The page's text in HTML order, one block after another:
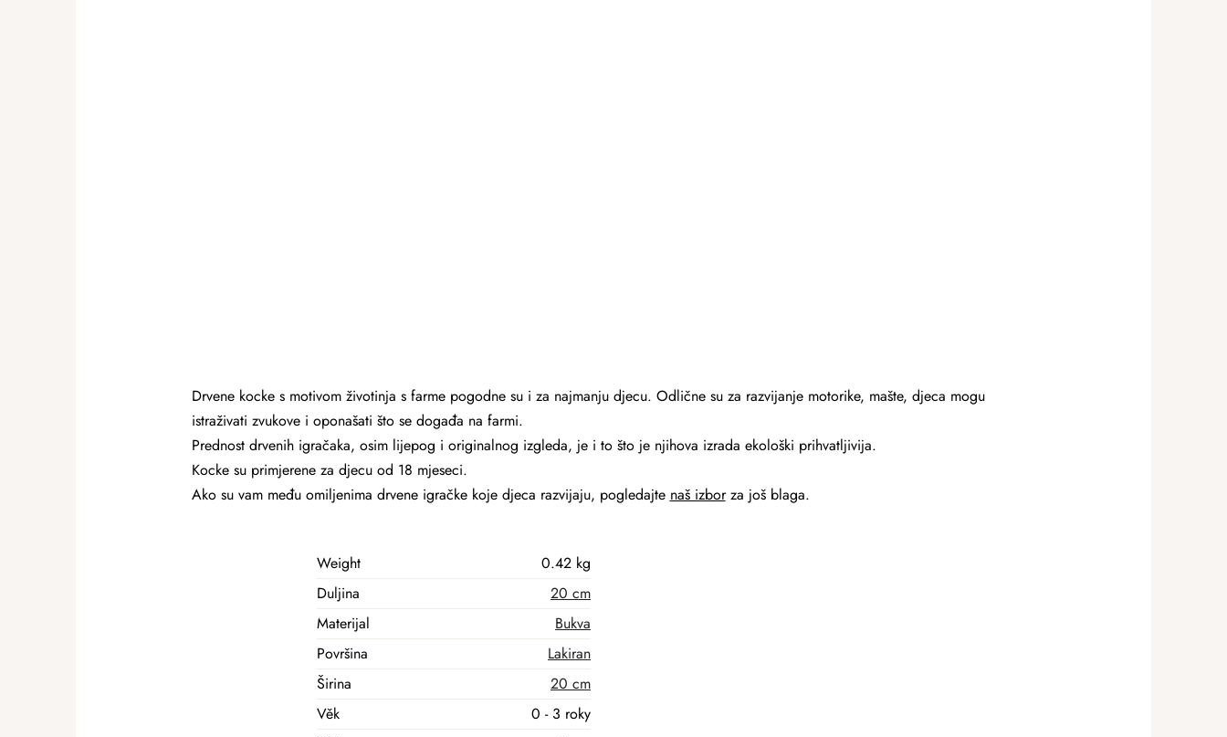
Drvene kocke s motivom životinja s farme pogodne su i za najmanju djecu. Odlične su za razvijanje motorike, mašte, djeca mogu
istraživati ​​zvukove i oponašati što se događa na farmi.
Prednost drvenih igračaka, osim lijepog i originalnog izgleda, je i to što je njihova izrada ekološki prihvatljivija.
Kocke su primjerene za djecu od 18 mjeseci.
Ako su vam među omiljenima drvene igračke koje djeca razvijaju, pogledajte naš izborza još blaga.
Weight
0.42 kg
Duljina
20 cm
Materijal
Bukva
Površina
Lakiran
Širina
20 cm
Věk
0 - 3 roky